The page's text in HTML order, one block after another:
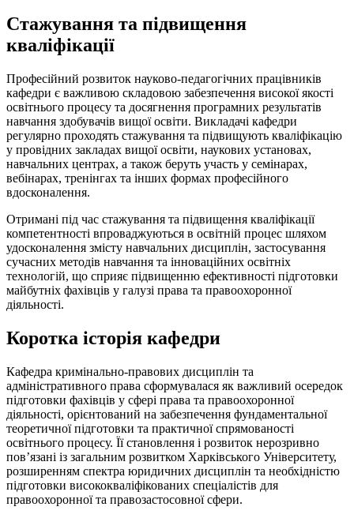
Стажування та підвищення
кваліфікації
Професійний розвиток науково-педагогічних працівників
кафедри є важливою складовою забезпечення високої якості
освітнього процесу та досягнення програмних результатів
навчання здобувачів вищої освіти. Викладачі кафедри
регулярно проходять стажування та підвищують кваліфікацію
у провідних закладах вищої освіти, наукових установах,
навчальних центрах, а також беруть участь у семінарах,
вебінарах, тренінгах та інших формах професійного
вдосконалення.
Отримані під час стажування та підвищення кваліфікації
компетентності впроваджуються в освітній процес шляхом
удосконалення змісту навчальних дисциплін, застосування
сучасних методів навчання та інноваційних освітніх
технологій, що сприяє підвищенню ефективності підготовки
майбутніх фахівців у галузі права та правоохоронної
діяльності.
Коротка історія кафедри
Кафедра кримінально-правових дисциплін та
адміністративного права сформувалася як важливий осередок
підготовки фахівців у сфері права та правоохоронної
діяльності, орієнтований на забезпечення фундаментальної
теоретичної підготовки та практичної спрямованості
освітнього процесу. Її становлення і розвиток нерозривно
пов’язані із загальним розвитком Харківського Університету,
розширенням спектра юридичних дисциплін та необхідністю
підготовки висококваліфікованих спеціалістів для
правоохоронної та правозастосовної сфери.